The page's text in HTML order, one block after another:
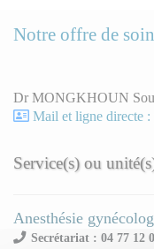
Notre offre de
Dr MONGKHOUN
Mail et ligne directe :
Service(s) ou
Anesthésie
Secrétariat : 04 77 12